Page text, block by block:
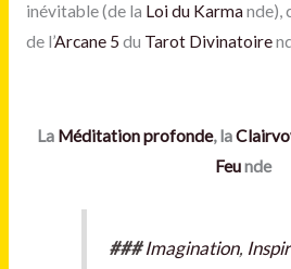
inévitable (de la Loi du Karmande),
de l’Arcane 5 du Tarot Divinatoire
La Méditationprofonde, la
Feunde
###Imagination,